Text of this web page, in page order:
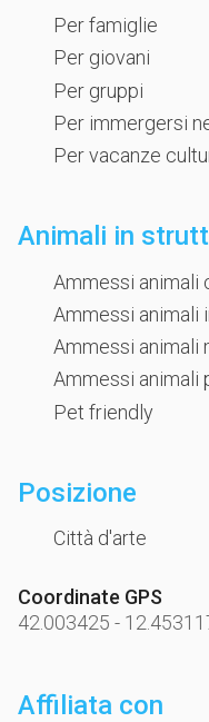
Per famiglie
Per giovani
Per gruppi
Per immergersi
Per vacanze
Animali in
Ammessi animali
Ammessi animali
Ammessi animali
Ammessi animali
Pet friendly
Posizione
Città d'arte
Coordinate GPS
42.003425 -
Affiliata con